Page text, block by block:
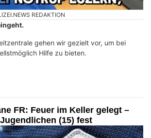
REDAKTION
gehen wir gezielt vor, um bei
Hilfe zu bieten.
FR: Feuer im Keller gelegt –
(15) fest